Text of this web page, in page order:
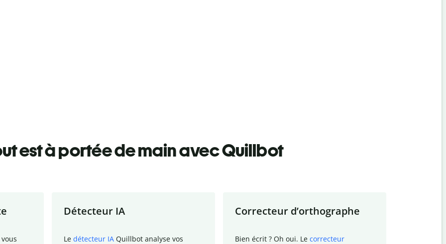
est à portée de main avec Quillbot
Détecteur IA
Le détecteur IA Quillbot analyse vos
Correcteur d’orthographe
Bien écrit ? Oh oui. Le correcteur